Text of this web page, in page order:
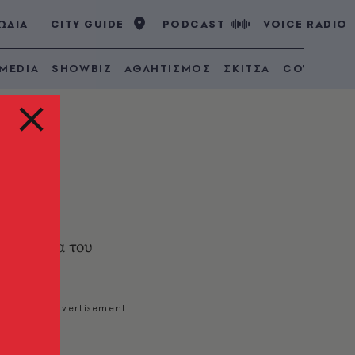
CITY GUIDE PODCAST VOICE RADIO
SHOWBIZ ΑΘΛΗΤΙΣΜΟΣ ΣΚΙΤΣΑ COVID 19
του